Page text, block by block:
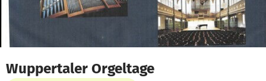
Wuppertaler Orgeltage